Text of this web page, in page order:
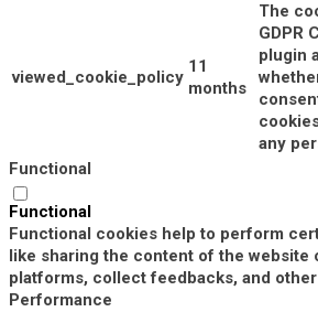
viewed_cookie_policy
11
months
The
GDPR
plugin
any
Functional
Functional
Functional cookies help to perform
like sharing the content of the website
platforms, collect feedbacks, and
Performance